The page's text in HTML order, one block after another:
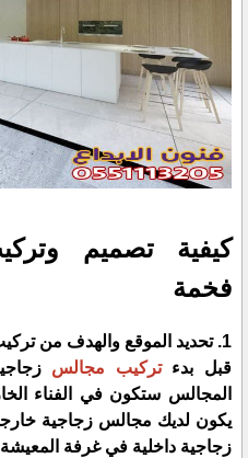
كيفية تصميم
فخمة
1. تحديد الموقع والهدف من تركيب المجالس الزجاجية
قبل بدء تركيب مجالس
المجالس ستكون في الفناء
يكون لديك مجالس زجاجية
زجاجية داخلية في غرفة